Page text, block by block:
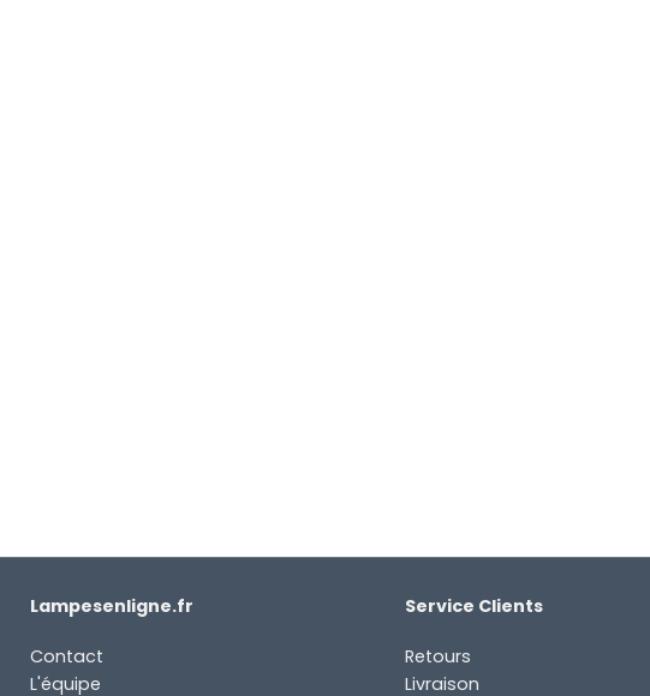
Lampesenligne.fr
Contact
L'équipe
Service Clients
Retours
Livraison